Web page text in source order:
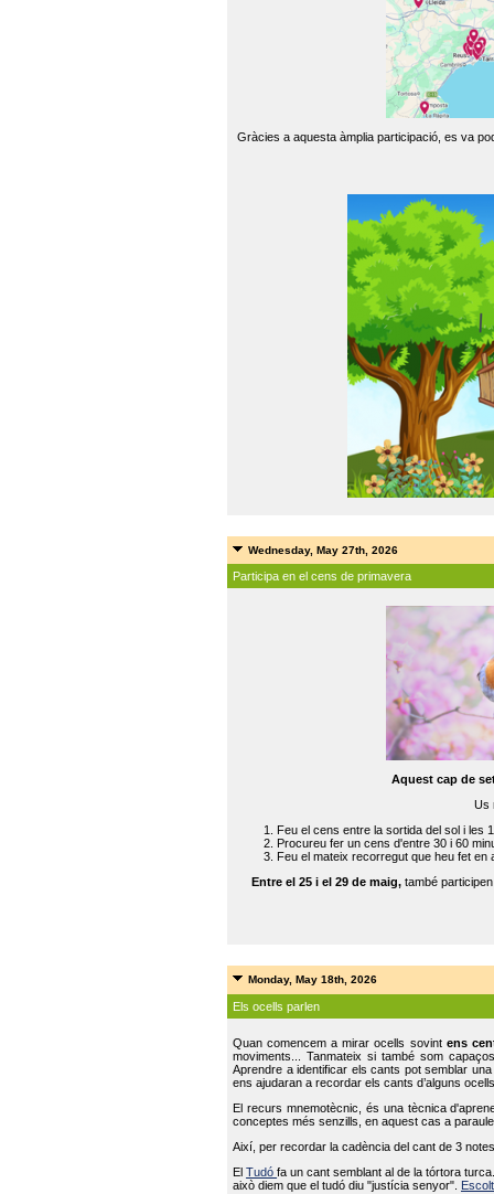
Gràcies a aquesta àmplia participació, es va
Wednesday, May 27th, 2026
Participa en el cens de primavera
Aquest cap de
Us
Feu el cens entre la sortida del sol i les
Procureu fer un cens d'entre 30 i 60
Feu el mateix recorregut que heu fet en
Entre el 25 i el 29 de maig, també
Monday, May 18th, 2026
Els ocells parlen
Quan comencem a mirar ocells sovint ens
moviments... Tanmateix si també som
Aprendre a identificar els cants pot semblar
ens ajudaran a recordar els cants d’alguns
El recurs mnemotècnic, és una tècnica
conceptes més senzills, en aquest cas a
Així, per recordar la cadència del cant de 3
ElTudófa un cant semblant al de la tórtora
això diem que el tudó diu "justícia senyor".